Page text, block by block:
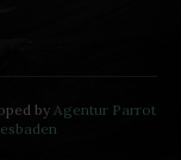
by Agentur Parrot